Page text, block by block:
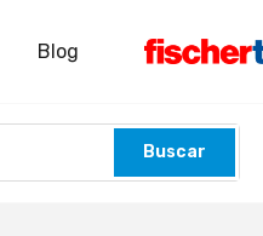
Blog
Buscar